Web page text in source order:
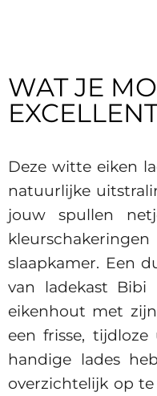
WAT JE
Deze witte eiken
natuurlijke
jouw spullen
slaapkamer. Een
van ladekast
eikenhout met
een frisse,
handige lades
overzichtelijk op